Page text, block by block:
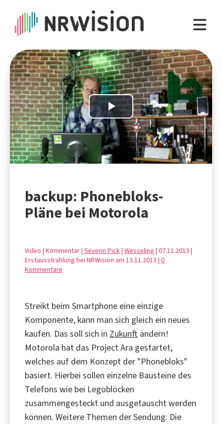
Play
Video
backup: Phonebloks-
Pläne bei Motorola
Video | Kommentar | Severin Pick| Wesseling | 07.11.2013 |
Erstausstrahlung bei NRWision am 13.11.2013 | 0
Kommentare
Streikt beim Smartphone eine einzige
Komponente, kann man sich gleich ein neues
kaufen. Das soll sich in Zukunft ändern!
Motorola hat das Project Ara gestartet,
welches auf dem Konzept der "Phonebloks"
basiert. Hierbei sollen einzelne Bausteine des
Telefons wie bei Legoblöcken
zusammengesteckt und ausgetauscht werden
können. Weitere Themen der Sendung: Die